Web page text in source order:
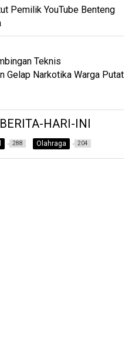
Pemilik YouTube Benteng
Teknis
Gelap Narkotika Warga Putat
HARI-INI
288 Olahraga 204